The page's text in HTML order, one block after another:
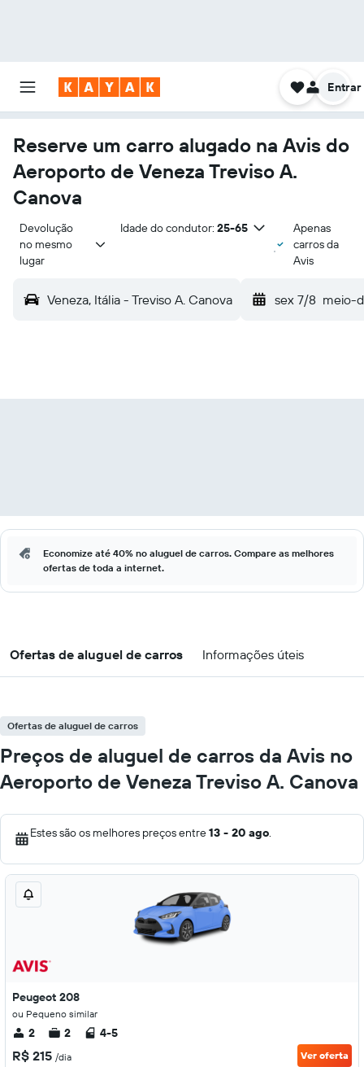
Entrar
Reserve um carro alugado na Avis do
Aeroporto de Veneza Treviso A.
Canova
Devolução
no mesmo
lugar
Idade do condutor: 25-65
Apenas
carros da
Avis
Veneza, Itália - Treviso A. Canova sex 7/8 meio-
Economize até 40% no aluguel de carros. Compare as melhores
ofertas de toda a internet.
Ofertas de aluguel de carros Informações úteis
Ofertas de aluguel de carros
Preços de aluguel de carros da Avis no
Aeroporto de Veneza Treviso A. Canova
Estes são os melhores preços entre13 - 20 ago.
Peugeot 208
ou Pequeno similar
2 2 4-5
R$ 215 /dia Ver oferta